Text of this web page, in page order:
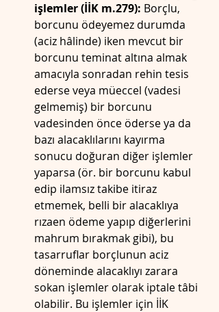
işlemler (İİK m.279): Borçlu,
borcunu ödeyemez durumda
(aciz hâlinde) iken mevcut bir
borcunu teminat altına almak
amacıyla sonradan rehin tesis
ederse veya müeccel (vadesi
gelmemiş) bir borcunu
vadesinden önce öderse ya da
bazı alacaklılarını kayırma
sonucu doğuran diğer işlemler
yaparsa (ör. bir borcunu kabul
edip ilamsız takibe itiraz
etmemek, belli bir alacaklıya
rızaen ödeme yapıp diğerlerini
mahrum bırakmak gibi), bu
tasarruflar borçlunun aciz
döneminde alacaklıyı zarara
sokan işlemler olarak iptale tâbi
olabilir. Bu işlemler için İİK